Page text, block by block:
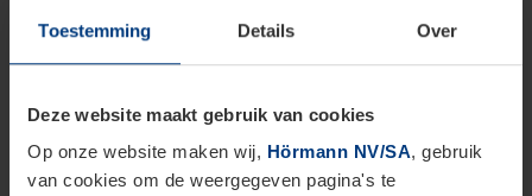
Toestemming Details Over
Deze website maakt gebruik van cookies
Op onze website maken wij, Hörmann NV/SA, gebruik
van cookies om de weergegeven pagina's te